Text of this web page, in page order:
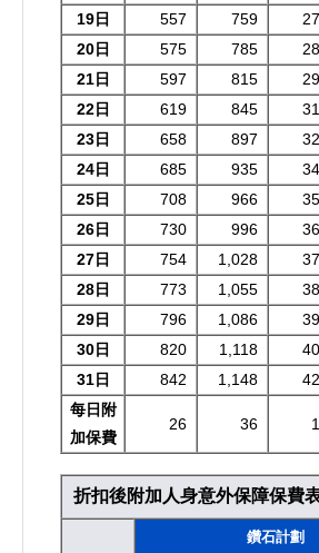
19日 557 759
20日
575 785
21日
597 815
22日
619 845
23日
658 897
24日
685 935
25日
708 966
26日
730 996
27日
754 1,028
28日
773 1,055
29日
796 1,086
30日
820 1,118
31日
842 1,148
每日附
加保費
26 36
折扣後附加人身意外保障保費
鑽石計劃